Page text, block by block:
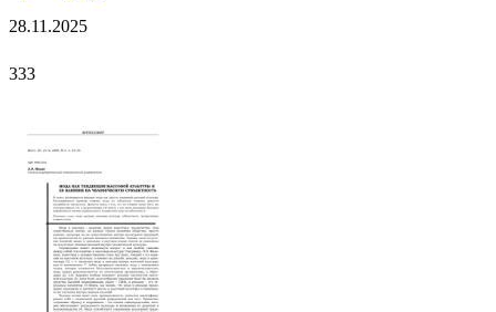
28.11.2025
333